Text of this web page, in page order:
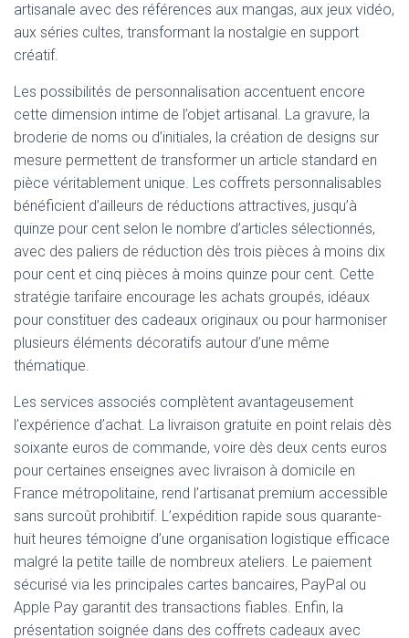
artisanale avec des références aux mangas, aux jeux vidéo,
aux séries cultes, transformant la nostalgie en support
créatif.
Les possibilités de personnalisation accentuent encore
cette dimension intime de l’objet artisanal. La gravure, la
broderie de noms ou d’initiales, la création de designs sur
mesure permettent de transformer un article standard en
pièce véritablement unique. Les coffrets personnalisables
bénéficient d’ailleurs de réductions attractives, jusqu’à
quinze pour cent selon le nombre d’articles sélectionnés,
avec des paliers de réduction dès trois pièces à moins dix
pour cent et cinq pièces à moins quinze pour cent. Cette
stratégie tarifaire encourage les achats groupés, idéaux
pour constituer des cadeaux originaux ou pour harmoniser
plusieurs éléments décoratifs autour d’une même
thématique.
Les services associés complètent avantageusement
l’expérience d’achat. La livraison gratuite en point relais dès
soixante euros de commande, voire dès deux cents euros
pour certaines enseignes avec livraison à domicile en
France métropolitaine, rend l’artisanat premium accessible
sans surcoût prohibitif. L’expédition rapide sous quarante-
huit heures témoigne d’une organisation logistique efficace
malgré la petite taille de nombreux ateliers. Le paiement
sécurisé via les principales cartes bancaires, PayPal ou
Apple Pay garantit des transactions fiables. Enfin, la
présentation soignée dans des coffrets cadeaux avec